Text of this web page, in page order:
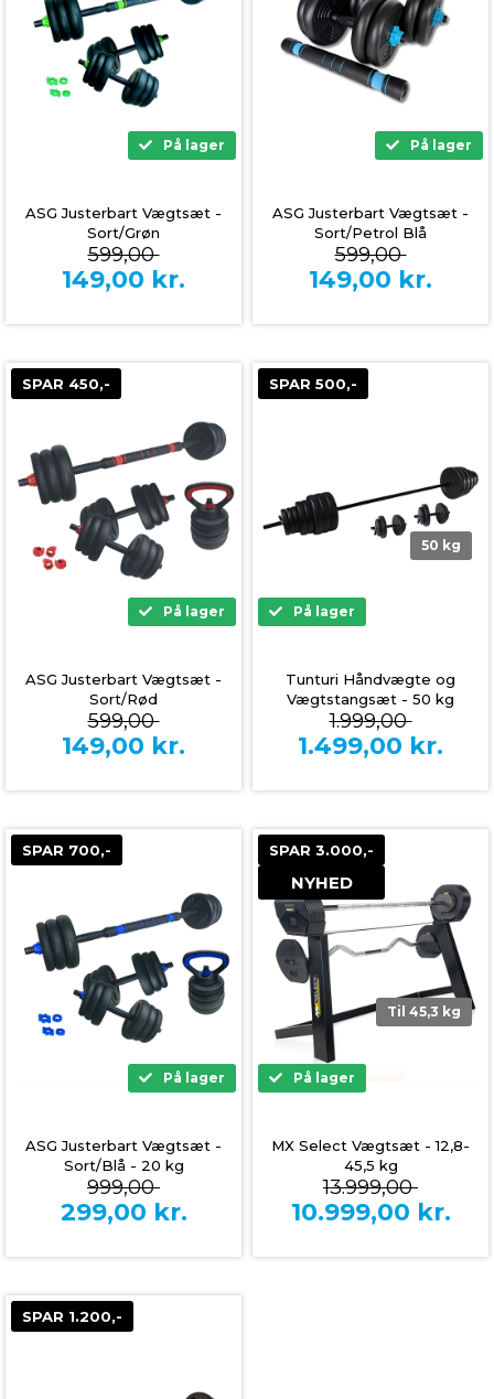
På lager
ASG Justerbart Vægtsæt -
Sort/Grøn
599,00
149,00 kr.
På lager
ASG Justerbart Vægtsæt -
Sort/Petrol Blå
599,00
149,00 kr.
SPAR 450,-
På lager
ASG Justerbart Vægtsæt -
Sort/Rød
599,00
149,00 kr.
SPAR 500,-
50 kg
På lager
Tunturi Håndvægte og
Vægtstangsæt - 50 kg
1.999,00
1.499,00 kr.
SPAR 700,-
På lager
ASG Justerbart Vægtsæt -
Sort/Blå - 20 kg
999,00
299,00 kr.
SPAR 3.000,-
NYHED
Til 45,3 kg
På lager
MX Select Vægtsæt - 12,8-
45,5 kg
13.999,00
10.999,00 kr.
SPAR 1.200,-